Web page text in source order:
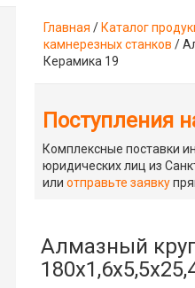
Главная / Каталог
камнерезных станков /
Керамика 19
Поступления
Комплексные поставки
юридических лиц из
илиотправьте заявку
Алмазный